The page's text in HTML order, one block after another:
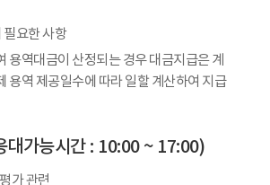
필요한 사항
용역대금이 산정되는 경우 대금지급은 계
용역 제공일수에 따라 일할 계산하여 지급
가능시간 : 10:00 ~ 17:00)
가 관련